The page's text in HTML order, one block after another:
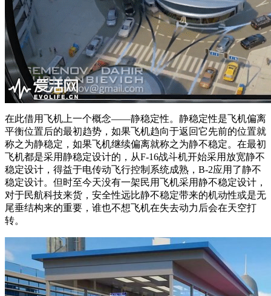
在此借用飞机上一个概念——静稳定性。静稳定性是飞机偏离
平衡位置后的最初趋势，如果飞机趋向于返回它先前的位置就
称之为静稳定，如果飞机继续偏离就称之为静不稳定。在最初
飞机都是采用静稳定设计的，从F-16战斗机开始采用放宽静不
稳定设计，得益于电传动飞行控制系统成熟，B-2应用了静不
稳定设计。但时至今天没有一架民用飞机采用静不稳定设计，
对于民航科技来货，安全性远比静不稳定带来的机动性或是无
尾垂结构来的重要，谁也不想飞机在失去动力后会在天空打
转。